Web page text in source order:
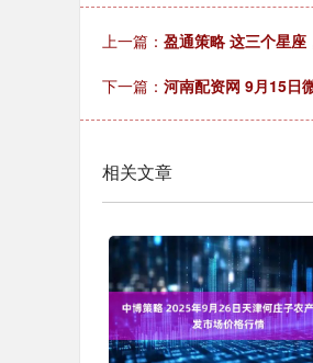
上一篇： 盈通策略 这三个星座
下一篇： 河南配资网 9月15日
相关文章